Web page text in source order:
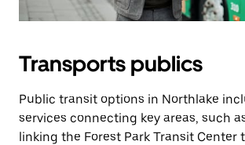
Transports publics
Public transit options in Northlake
services connecting key areas, such
linking the Forest Park Transit Center